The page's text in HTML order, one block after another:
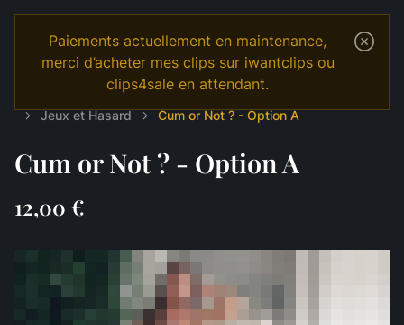
Paiements actuellement en maintenance,
merci d’acheter mes clips sur iwantclips ou
clips4sale en attendant.
Jeux et Hasard
Cum or Not ? - Option A
Cum or Not ? - Option A
12,00 €